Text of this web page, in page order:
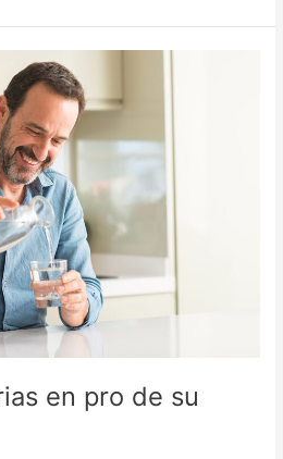
en pro de su